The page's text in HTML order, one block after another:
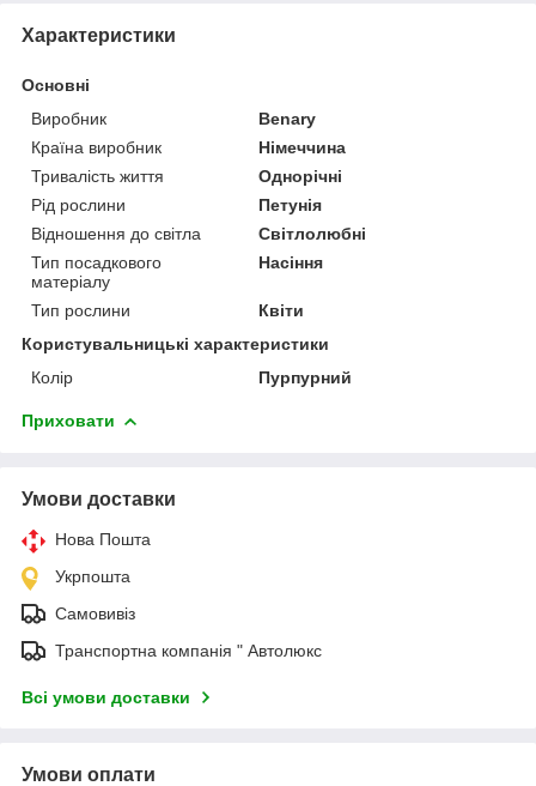
Характеристики
Основні
Виробник
Benary
Країна виробник
Німеччина
Тривалість життя
Однорічні
Рід рослини
Петунія
Відношення до світла
Світлолюбні
Тип посадкового
матеріалу
Насіння
Тип рослини
Квіти
Користувальницькі характеристики
Колір
Пурпурний
Приховати
Умови доставки
Нова Пошта
Укрпошта
Самовивіз
Транспортна компанія " Автолюкс
Всі умови доставки
Умови оплати